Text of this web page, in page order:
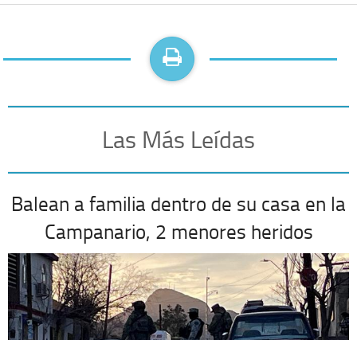
Las Más Leídas
Balean a familia dentro de su casa en la
Campanario, 2 menores heridos